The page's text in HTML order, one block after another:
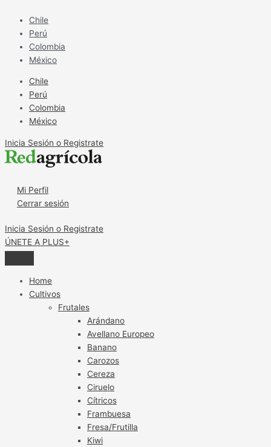
contenido
Chile
Perú
Colombia
México
Chile
Perú
Colombia
México
Inicia Sesión o Registrate
Mi Perfil
Cerrar sesión
Inicia Sesión o Registrate
ÚNETE A PLUS+
Home
Cultivos
Frutales
Arándano
Avellano Europeo
Banano
Carozos
Cereza
Ciruelo
Cítricos
Frambuesa
Fresa/Frutilla
Kiwi
más
sanos
y
más